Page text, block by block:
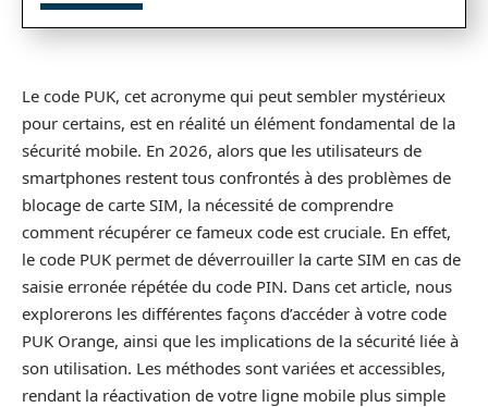
Le code PUK, cet acronyme qui peut sembler mystérieux
pour certains, est en réalité un élément fondamental de la
sécurité mobile. En 2026, alors que les utilisateurs de
smartphones restent tous confrontés à des problèmes de
blocage de carte SIM, la nécessité de comprendre
comment récupérer ce fameux code est cruciale. En effet,
le code PUK permet de déverrouiller la carte SIM en cas de
saisie erronée répétée du code PIN. Dans cet article, nous
explorerons les différentes façons d’accéder à votre code
PUK Orange, ainsi que les implications de la sécurité liée à
son utilisation. Les méthodes sont variées et accessibles,
rendant la réactivation de votre ligne mobile plus simple